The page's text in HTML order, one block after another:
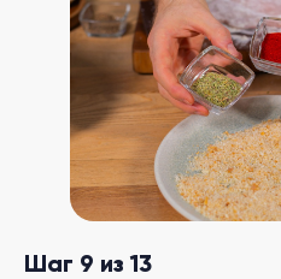
Шаг 9 из 13